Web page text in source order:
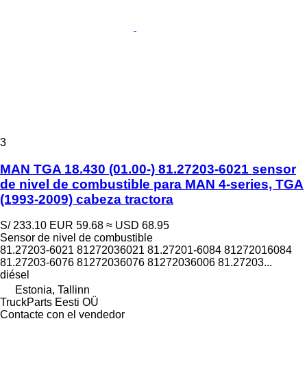
3
MAN TGA 18.430 (01.00-) 81.27203-6021 sensor
de nivel de combustible para MAN 4-series, TGA
(1993-2009) cabeza tractora
S/ 233.10 EUR 59.68 ≈ USD 68.95
Sensor de nivel de combustible
81.27203-6021 81272036021 81.27201-6084 81272016084
81.27203-6076 81272036076 81272036006 81.27203...
diésel
Estonia, Tallinn
TruckParts Eesti OÜ
Contacte con el vendedor